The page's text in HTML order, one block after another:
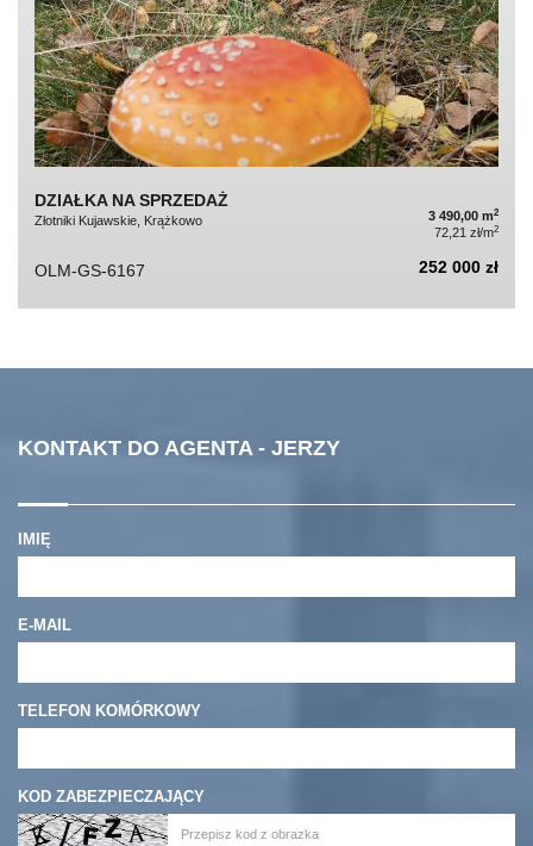
DZIAŁKA NA SPRZEDAŻ
Złotniki Kujawskie, Krążkowo 3 490,00 m2
72,21 zł/m2
OLM-GS-6167 252 000 zł
KONTAKT DO AGENTA - JERZY
IMIĘ
E-MAIL
TELEFON KOMÓRKOWY
KOD ZABEZPIECZAJĄCY